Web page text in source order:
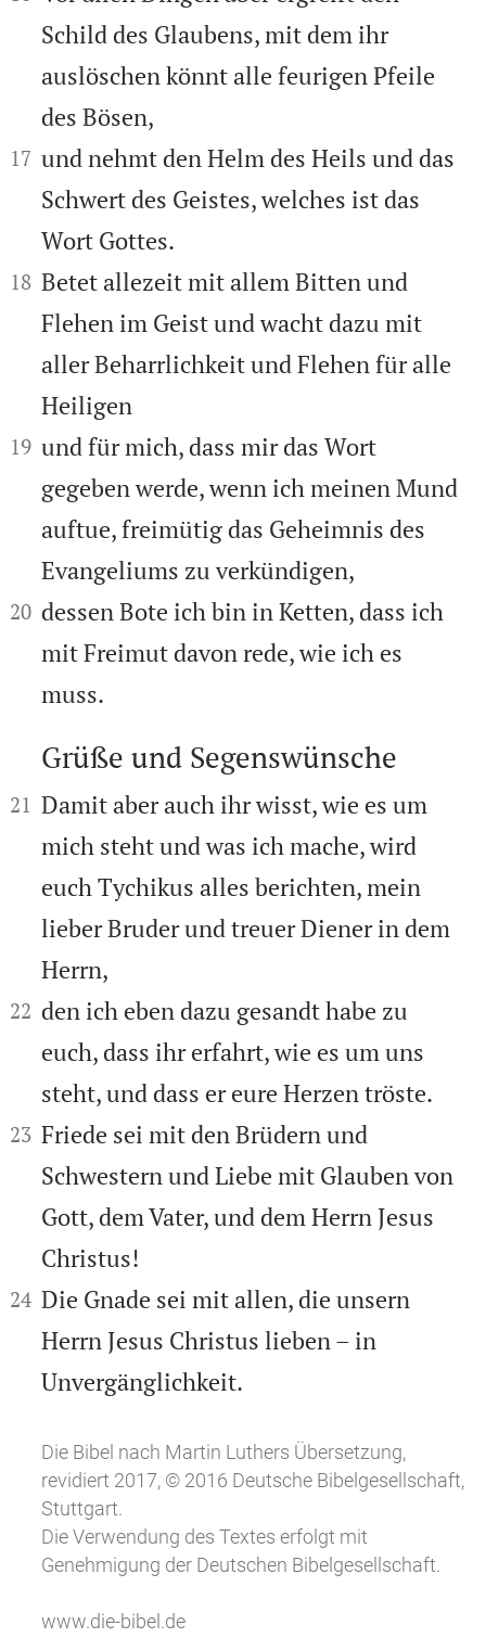
Schild des Glaubens, mit dem ihr
auslöschen könnt alle feurigen Pfeile
des Bösen,

17 und nehmt den Helm des Heils und das
Schwert des Geistes, welches ist das
Wort Gottes.


18 Betet allezeit mit allem Bitten und
Flehen im Geist und wacht dazu mit
aller Beharrlichkeit und Flehen für alle
Heiligen


19 und für mich, dass mir das Wort
gegeben werde, wenn ich meinen Mund
auftue, freimütig das Geheimnis des
Evangeliums zu verkündigen,


20 dessen Bote ich bin in Ketten, dass ich
mit Freimut davon rede, wie ich es
muss.


Grüße und Segenswünsche

21 Damit aber auch ihr wisst, wie es um
mich steht und was ich mache, wird
euch Tychikus alles berichten, mein
lieber Bruder und treuer Diener in dem
Herrn,


22 den ich eben dazu gesandt habe zu
euch, dass ihr erfahrt, wie es um uns
steht, und dass er eure Herzen tröste.


23 Friede sei mit den Brüdern und
Schwestern und Liebe mit Glauben von
Gott, dem Vater, und dem Herrn Jesus
Christus!


24 Die Gnade sei mit allen, die unsern
Herrn Jesus Christus lieben – in
Unvergänglichkeit.

Die Bibel nach Martin Luthers Übersetzung,
revidiert 2017, © 2016 Deutsche Bibelgesellschaft,
Stuttgart.
Die Verwendung des Textes erfolgt mit
Genehmigung der Deutschen Bibelgesellschaft.
www.die-bibel.de